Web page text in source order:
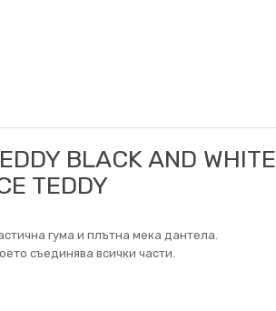
BLACK AND WHITE
TEDDY
гума и плътна мека дантела.
съединява всички части.